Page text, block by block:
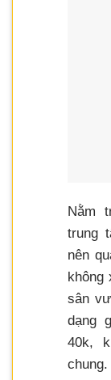
Nằm
trung
nên
không
sân
dạng
40k,
chung.